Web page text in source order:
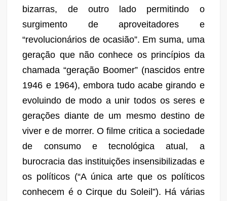
bizarras, de outro lado permitindo o
surgimento de aproveitadores e
“revolucionários de ocasião”. Em suma, uma
geração que não conhece os princípios da
chamada “geração Boomer” (nascidos entre
1946 e 1964), embora tudoacabegirando e
evoluindo de modo a unir todos os seres e
gerações diante de um mesmo destino de
viver e de morrer. O filme critica a sociedade
de consumo e tecnológica atual, a
burocracia das instituições insensibilizadas e
os políticos (“A única arte que os políticos
conhecem é o Cirque du Soleil”). Há várias